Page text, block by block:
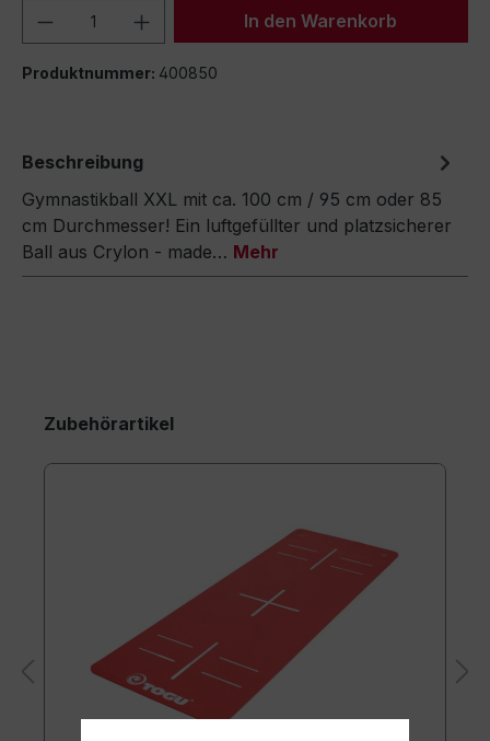
Produkt Anzahl: Gib denIn den Warenkorb
Produktnummer: 400850
Beschreibung
Gymnastikball XXL mit ca. 100 cm / 95 cm oder 85
cm Durchmesser! Ein luftgefüllter und platzsicherer
Ball aus Crylon - made… Mehr
Zubehörartikel